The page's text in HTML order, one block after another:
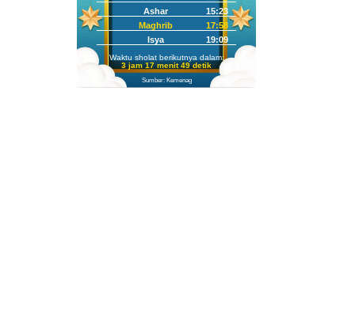
Ashar
15:23
Maghrib
17:58
Isya
19:09
Waktu sholat berikutnya dalam:
3 jam 17 menit 48 detik
Sumber: Kemenag